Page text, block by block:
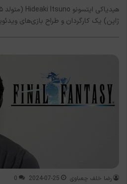
ژاپن) یک کارگردان و طراح بازی‌های
رضا خلف چعباوی 2024-07-25
0